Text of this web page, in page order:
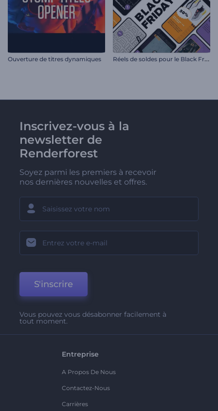
Ouverture de titres dynamiques R
éels de soldes pour le Black Friday
Inscrivez-vous à la
newsletter de
Renderforest
Soyez parmi les premiers à recevoir
nos dernières nouvelles et offres.
S'inscrire
Vous pouvez vous désabonner facilement à
tout moment.
Entreprise
A Propos De Nous
Contactez-Nous
Carrières